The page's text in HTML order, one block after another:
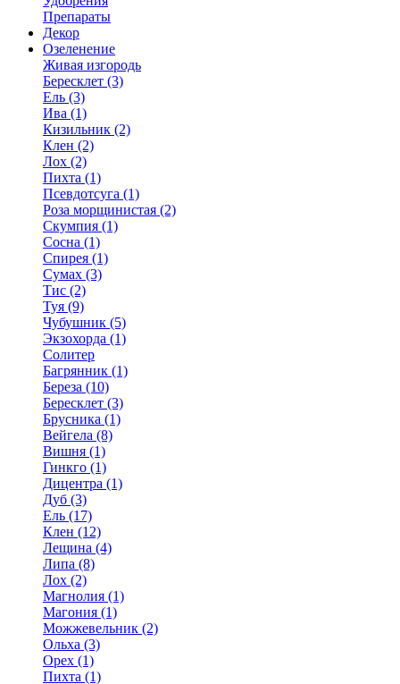
Препараты
Декор
Озеленение
Живая изгородь
Бересклет (3)
Ель (3)
Ива (1)
Кизильник (2)
Клен (2)
Лох (2)
Пихта (1)
Псевдотсуга (1)
Роза морщинистая (2)
Скумпия (1)
Сосна (1)
Спирея (1)
Сумах (3)
Тис (2)
Туя (9)
Чубушник (5)
Экзохорда (1)
Солитер
Багрянник (1)
Береза (10)
Бересклет (3)
Брусника (1)
Вейгела (8)
Вишня (1)
Гинкго (1)
Дицентра (1)
Дуб (3)
Ель (17)
Клен (12)
Лещина (4)
Липа (8)
Лох (2)
Магнолия (1)
Магония (1)
Можжевельник (2)
Ольха (3)
Орех (1)
Пихта (1)